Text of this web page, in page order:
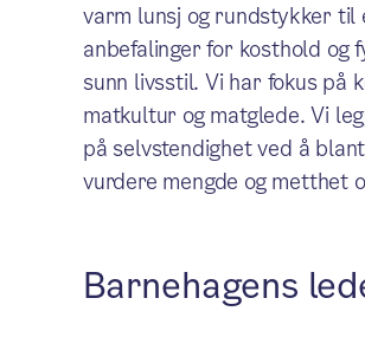
varm lunsj og rundstykker
anbefalinger for kosthold og
sunn livsstil. Vi har fokus på
matkultur og matglede. Vi
på selvstendighet ved å
vurdere mengde og metthet
Barnehagens